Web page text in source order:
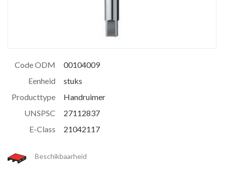
Code ODM
00104009
Eenheid
stuks
Producttype
Handruimer
UNSPSC
27112837
E-Class
21042117
Beschikbaarheid